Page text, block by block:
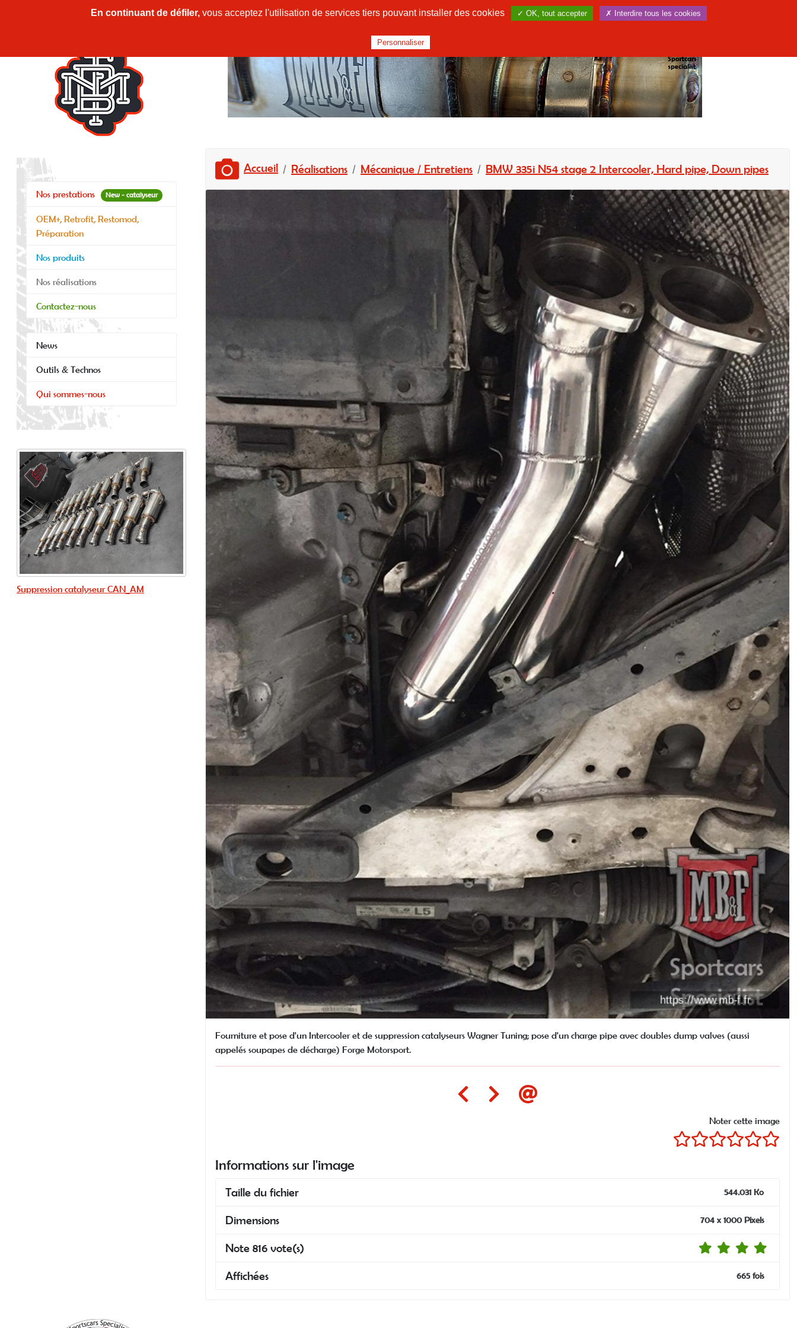
Nos prestations New - catalyseur
OEM+, Retrofit, Restomod,
Préparation
Nos produits
Nos réalisations
Contactez-nous
News
Outils & Technos
Qui sommes-nous
Suppression catalyseur CAN_AM
Accueil Réalisations Mécanique / Entretiens BMW 335i N54 stage 2 Intercooler, Hard pipe, Down pipes
Fourniture et pose d'un Intercooler et de suppression catalyseurs Wagner Tuning; pose d'un charge pipe avec doubles dump valves (aussi
appelés soupapes de décharge) Forge Motorsport.
Noter cette image
Informations sur l'image
Taille du fichier 544.031 Ko
Dimensions 704 x 1000 Pixels
Note 816 vote(s)
Affichées 665 fois
En continuant de défiler,vous acceptez l'utilisation de services tiers pouvant installer des cookies ✓ OK, tout accepter ✗ Interdire tous les cookies
Personnaliser